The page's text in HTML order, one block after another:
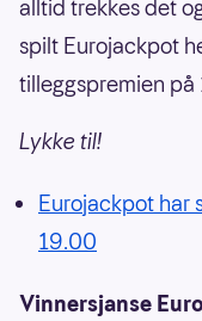
alltid trekkes det
spilt Eurojackpot
tilleggspremien på
Lykke til!
Eurojackpot har
19.00
Vinnersjanse